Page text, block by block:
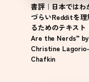
書評｜日本ではわ
づらいRedditを理
るためのテキスト
Are the Nerds” by
Christine Lagorio-
Chafkin